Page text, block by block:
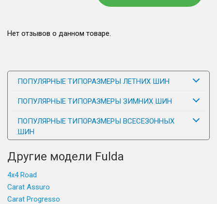
Нет отзывов о данном товаре.
ПОПУЛЯРНЫЕ ТИПОРАЗМЕРЫ ЛЕТНИХ ШИН
ПОПУЛЯРНЫЕ ТИПОРАЗМЕРЫ ЗИМНИХ ШИН
ПОПУЛЯРНЫЕ ТИПОРАЗМЕРЫ ВСЕСЕЗОННЫХ
ШИН
Другие модели Fulda
4x4 Road
Carat Assuro
Carat Progresso